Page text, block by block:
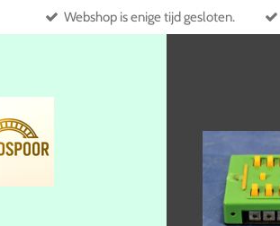
Webshop is enige tijd gesloten.